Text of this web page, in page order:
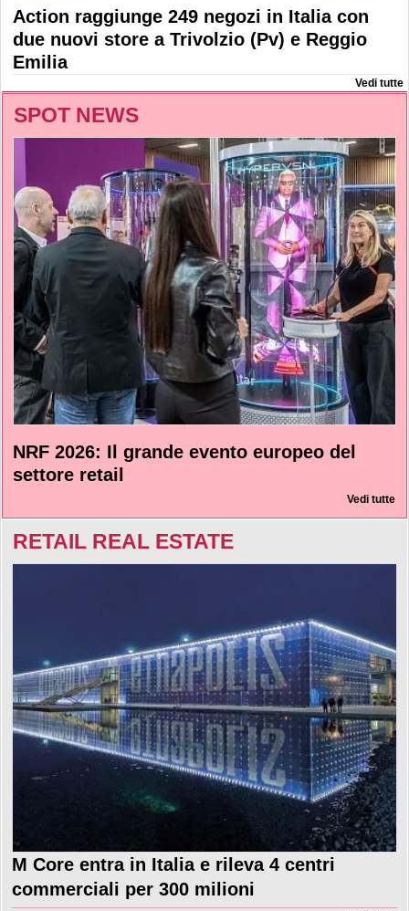
Action raggiunge 249 negozi in Italia con
due nuovi store a Trivolzio (Pv) e Reggio
Emilia
Vedi tutte
SPOT NEWS
NRF 2026: Il grande evento europeo del
settore retail
Vedi tutte
RETAIL REAL ESTATE
M Core entra in Italia e rileva 4 centri
commerciali per 300 milioni